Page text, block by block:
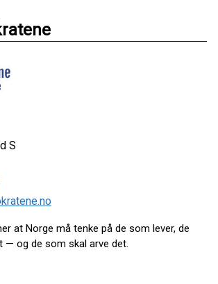
S
at Norge må tenke på de som lever, de
— og de som skal arve det.